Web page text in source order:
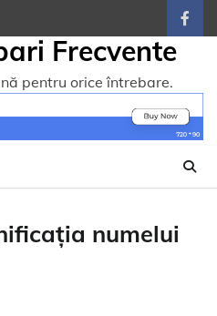
Frecvente
pentru orice întrebare.
numelui